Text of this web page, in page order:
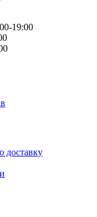
19:00
доставку